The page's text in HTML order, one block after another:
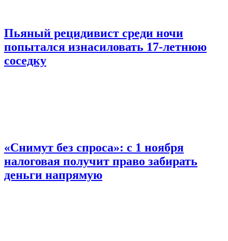
Пьяный рецидивист среди ночи
попытался изнасиловать 17-летнюю
соседку
«Снимут без спроса»: с 1 ноября
налоговая получит право забирать
деньги напрямую